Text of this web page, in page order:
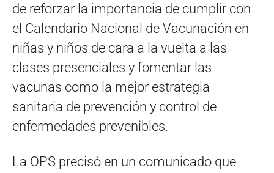
de reforzar la importancia de cumplir con
el Calendario Nacional de Vacunación en
niñas y niños de cara a la vuelta a las
clases presenciales y fomentar las
vacunas como la mejor estrategia
sanitaria de prevención y control de
enfermedades prevenibles.
La OPS precisó en un comunicado que